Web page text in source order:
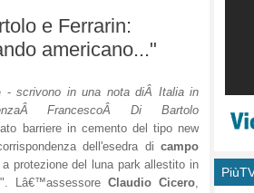
e Ferrarin:
americano..."
-scrivono in una nota diÂ Italia in
FrancescoÂ Di Bartolo
barriere in cemento del tipo new
dell'esedra dicampo
protezione del luna park allestito in
Lâ€™assessore Claudio Cicero,